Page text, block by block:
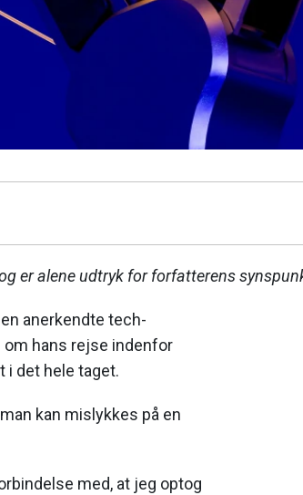
er alene udtryk for forfatterens
anerkendte tech-
hans rejse indenfor
det hele taget.
kan mislykkes på en
med, at jeg optog